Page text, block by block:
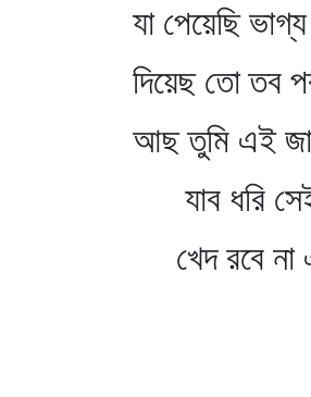
যা পেয়েছি ভাগ্য
দিয়েছ তো তব
আছ তুমি এই জানা
যাব ধরি সেই
খেদ রবে না এখন